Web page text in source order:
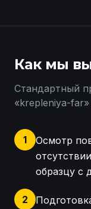
Как мы
Стандартный
«krepleniya-far
1
Осмотр
образцу с
2